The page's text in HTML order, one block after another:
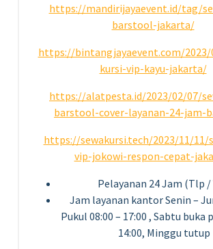
https://mandirijayaevent.id/tag/
barstool-jakarta/
https://bintangjayaevent.com/2023/
kursi-vip-kayu-jakarta/
https://alatpesta.id/2023/02/07/
barstool-cover-layanan-24-jam-
https://sewakursi.tech/2023/11/11/
vip-jokowi-respon-cepat-
Pelayanan 24 Jam (Tlp /
Jam layanan kantor Senin –
Pukul 08:00 – 17:00 , Sabtu buka
14:00, Minggu tutup